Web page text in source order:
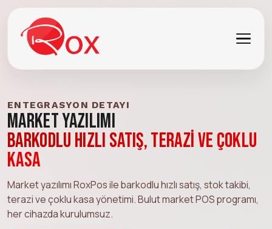
ENTEGRASYON DETAYI
Market Yazılımı
Barkodlu hızlı satış, terazi ve çoklu
kasa
Market yazılımı RoxPos ile barkodlu hızlı satış, stok takibi,
terazi ve çoklu kasa yönetimi. Bulut market POS programı,
her cihazda kurulumsuz.